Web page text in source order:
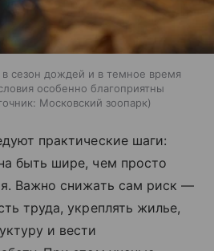
в сезон дождей и в темное время
особенно благоприятны
Московский зоопарк
практические шаги:
быть шире, чем просто
Важно снижать сам риск —
труда, укреплять жилье,
и вести